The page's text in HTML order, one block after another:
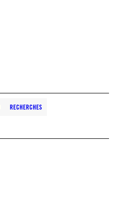
RECHERCHES